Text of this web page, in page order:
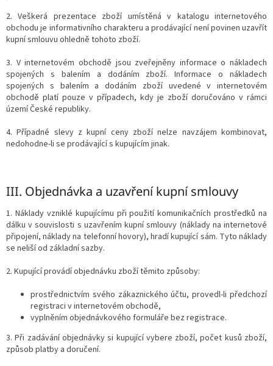
2. Veškerá prezentace zboží umístěná v katalogu internetového
obchodu je informativního charakteru a prodávající není povinen uzavřít
kupní smlouvu ohledně tohoto zboží.
3. V internetovém obchodě jsou zveřejněny informace o nákladech
spojených s balením a dodáním zboží. Informace o nákladech
spojených s balením a dodáním zboží uvedené v internetovém
obchodě platí pouze v případech, kdy je zboží doručováno v rámci
území České republiky.
4. Případné slevy z kupní ceny zboží nelze navzájem kombinovat,
nedohodne-li se prodávající s kupujícím jinak.
III. Objednávka a uzavření kupní smlouvy
1. Náklady vzniklé kupujícímu při použití komunikačních prostředků na
dálku v souvislosti s uzavřením kupní smlouvy (náklady na internetové
připojení, náklady na telefonní hovory), hradí kupující sám. Tyto náklady
se neliší od základní sazby.
2. Kupující provádí objednávku zboží těmito způsoby:
prostřednictvím svého zákaznického účtu, provedl-li předchozí
registraci v internetovém obchodě,
vyplněním objednávkového formuláře bez registrace.
3. Při zadávání objednávky si kupující vybere zboží, počet kusů zboží,
způsob platby a doručení.